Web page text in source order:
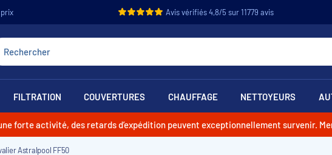
Avis vérifiés 4,8/5 sur 11779 avis
FILTRATION COUVERTURES CHAUFFAGE NETTOYEURS
forte activité, des retards d’expédition peuvent exceptionnellement survenir.
Astralpool FF50